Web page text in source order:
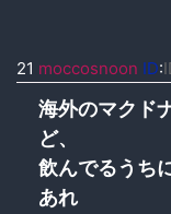
21 moccosnoon ID:
海外のマクド
ど、
飲んでるうち
あれ